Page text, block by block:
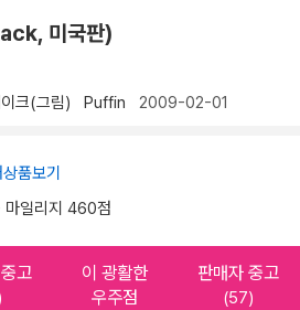
미국판)
크(그림) Puffin 2009-02-01
품보기
일리지 460점
고
이 광활한
우주점
판매자 중고
(57)